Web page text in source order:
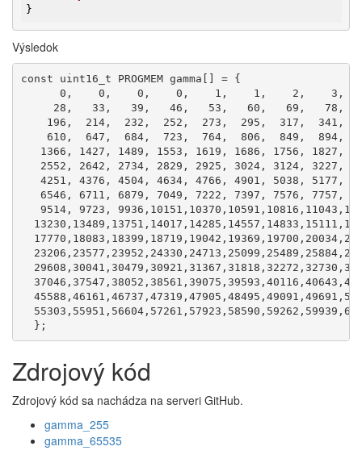
}
Výsledok
const uint16_t PROGMEM gamma[] = {
0,    0,    0,    0,    1,    1,    2,    3,
28,   33,   39,   46,   53,   60,   69,   78,
196,  214,  232,  252,  273,  295,  317,  341,
610,  647,  684,  723,  764,  806,  849,  894,
1366, 1427, 1489, 1553, 1619, 1686, 1756, 1827,
2552, 2642, 2734, 2829, 2925, 3024, 3124, 3227,
4251, 4376, 4504, 4634, 4766, 4901, 5038, 5177,
6546, 6711, 6879, 7049, 7222, 7397, 7576, 7757,
9514, 9723,
  };
Zdrojový kód
Zdrojový kód sa nachádza na serveri GitHub.
gamma_255
gamma_65535